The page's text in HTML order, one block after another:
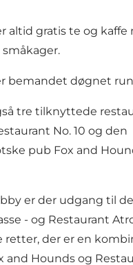
altid gratis te og kaffe
bemandet døgnet
tre tilknyttede
No. 10 og den
pub Fox and
er der udgang til
- og Restaurant
retter, der er en
and Hounds og